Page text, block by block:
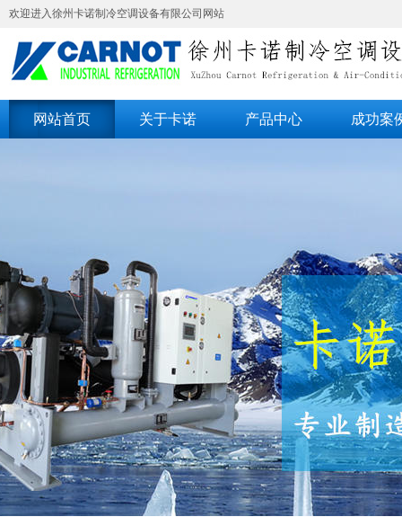
欢迎进入徐州卡诺制冷空调设备有限公司网站
网站首页 关于卡诺 产品中心 成功案